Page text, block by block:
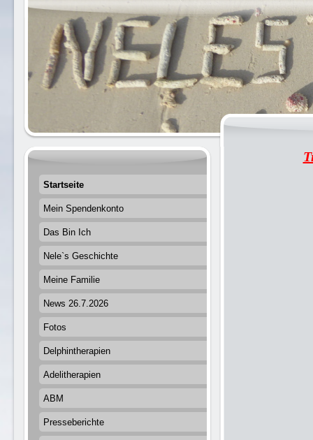
Startseite
Mein Spendenkonto
Das Bin Ich
Nele`s Geschichte
Meine Familie
News 26.7.2026
Fotos
Delphintherapien
Adelitherapien
ABM
Presseberichte